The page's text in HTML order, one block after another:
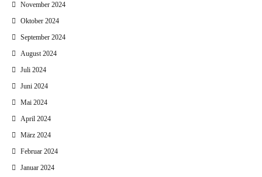
November 2024
Oktober 2024
September 2024
August 2024
Juli 2024
Juni 2024
Mai 2024
April 2024
März 2024
Februar 2024
Januar 2024